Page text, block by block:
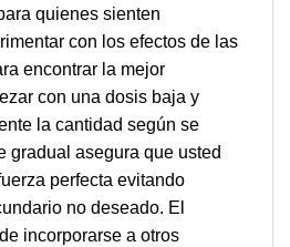
quienes sienten
con los efectos de las
encontrar la mejor
con una dosis baja y
la cantidad según se
gradual asegura que usted
perfecta evitando
no deseado. El
incorporarse a otros